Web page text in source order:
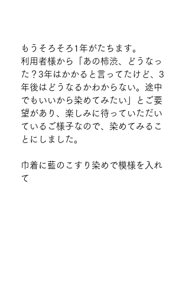
もうそろそろ1年がたちます。
利用者様から「あの柿渋、どうなっ
た？3年はかかると言ってたけど、3
年後はどうなるかわからない。途中
でもいいから染めてみたい」とご要
望があり、楽しみに待っていただい
ているご様子なので、染めてみるこ
とにしました。
巾着に藍のこすり染めで模様を入れ
て